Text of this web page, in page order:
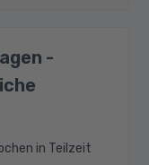
-
in Teilzeit